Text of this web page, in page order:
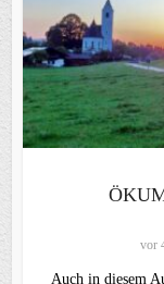
vor
Auch in diesem